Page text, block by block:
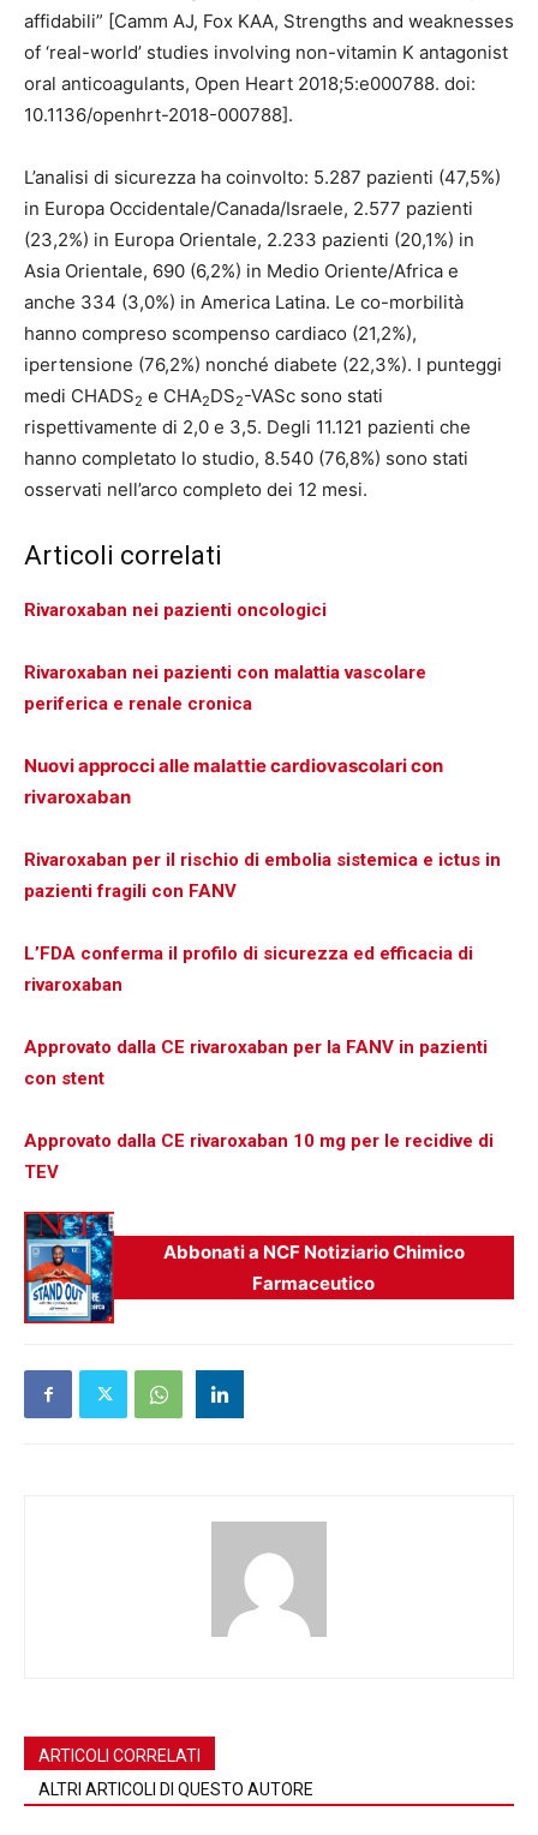
affidabili” [Camm AJ, Fox KAA, Strengths and weaknesses
of ‘real-world’ studies involving non-vitamin K antagonist
oral anticoagulants, Open Heart 2018;5:e000788. doi:
10.1136/openhrt-2018-000788].
L’analisi di sicurezza ha coinvolto: 5.287 pazienti (47,5%)
in Europa Occidentale/Canada/Israele, 2.577 pazienti
(23,2%) in Europa Orientale, 2.233 pazienti (20,1%) in
Asia Orientale, 690 (6,2%) in Medio Oriente/Africa e
anche 334 (3,0%) in America Latina. Le co-morbilità
hanno compreso scompenso cardiaco (21,2%),
ipertensione (76,2%) nonché diabete (22,3%). I punteggi
medi CHADS2 e CHA2DS2-VASc sono stati
rispettivamente di 2,0 e 3,5. Degli 11.121 pazienti che
hanno completato lo studio, 8.540 (76,8%) sono stati
osservati nell’arco completo dei 12 mesi.
Articoli correlati
Rivaroxaban nei pazienti oncologici
Rivaroxaban nei pazienti con malattia vascolare
periferica e renale cronica
Nuovi approcci alle malattie cardiovascolari con
rivaroxaban
Rivaroxaban per il rischio di embolia sistemica e ictus in
pazienti fragili con FANV
L’FDA conferma il profilo di sicurezza ed efficacia di
rivaroxaban
Approvato dalla CE rivaroxaban per la FANV in pazienti
con stent
Approvato dalla CE rivaroxaban 10 mg per le recidive di
TEV
Abbonati a NCF Notiziario Chimico
Farmaceutico
ARTICOLI CORRELATI
ALTRI ARTICOLI DI QUESTO AUTORE